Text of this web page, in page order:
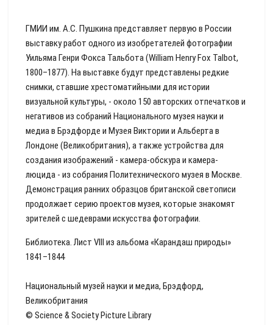
ГМИИ им. А.С. Пушкина представляет первую в России
выставку работ одного из изобретателей фотографии
Уильяма Генри Фокса Тальбота (William Henry Fox Talbot,
1800–1877). На выставке будут представлены редкие
снимки, ставшие хрестоматийными для истории
визуальной культуры, - около 150 авторских отпечатков и
негативов из собраний Национального музея науки и
медиа в Брэдфорде и Музея Виктории и Альберта в
Лондоне (Великобритания), а также устройства для
создания изображений - камера-обскура и камера-
люцида - из собрания Политехнического музея в Москве.
Демонстрация ранних образцов британской светописи
продолжает серию проектов музея, которые знакомят
зрителей с шедеврами искусства фотографии.
Библиотека. Лист VIII из альбома «Карандаш природы»
1841–1844
Национальный музей науки и медиа, Брэдфорд,
Великобритания
© Science & Society Picture Library